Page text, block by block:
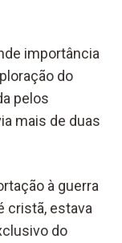
importância
do
pelos
mais de duas
à guerra
cristã, estava
do